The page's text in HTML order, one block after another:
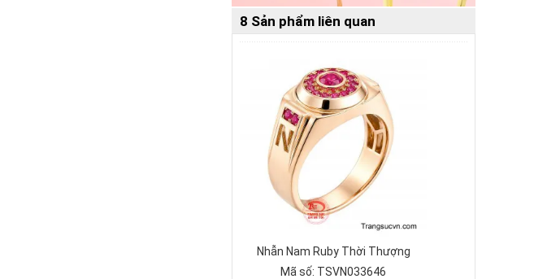
8 Sản phẩm liên quan
Nhẫn Nam Ruby Thời Thượng
Mã số: TSVN033646